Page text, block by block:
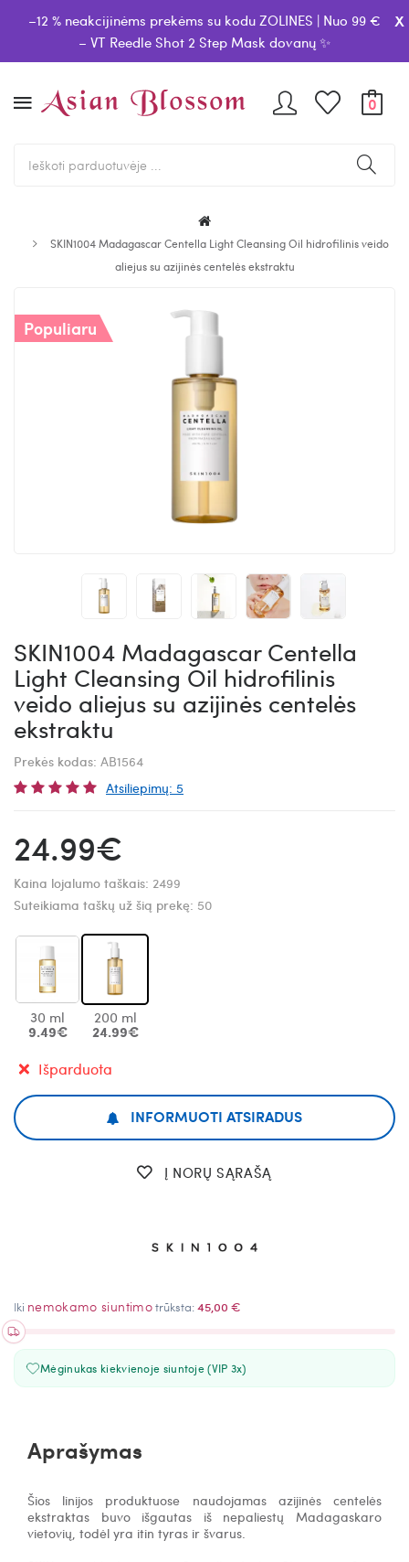
–12 % neakcijinėms prekėms su kodu ZOLINES | Nuo 99 €
– VT Reedle Shot 2 Step Mask dovanų ✨
x
0
SKIN1004 Madagascar Centella Light Cleansing Oil hidrofilinis veido
aliejus su azijinės centelės ekstraktu
Populiaru
SKIN1004 Madagascar Centella
Light Cleansing Oil hidrofilinis
veido aliejus su azijinės centelės
ekstraktu
Prekės kodas: AB1564
Atsiliepimų: 5
24.99€
Kaina lojalumo taškais: 2499
Suteikiama taškų už šią prekę: 50
30 ml
9.49€
200 ml
24.99€
Išparduota
INFORMUOTI ATSIRADUS
Į NORŲ SĄRAŠĄ
Iki nemokamo siuntimotrūksta:45,00 €
Mėginukas kiekvienoje siuntoje (VIP 3x)
Aprašymas
Šios linijos produktuose naudojamas azijinės centelės
ekstraktas buvo išgautas iš nepaliestų Madagaskaro
vietovių, todėl yra itin tyras ir švarus.